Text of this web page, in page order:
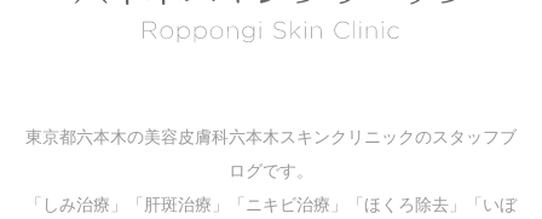
東京都六本木の美容皮膚科六本木スキンクリニックのスタッフブ
ログです。
「しみ治療」「肝斑治療」「ニキビ治療」「ほくろ除去」「いぼ